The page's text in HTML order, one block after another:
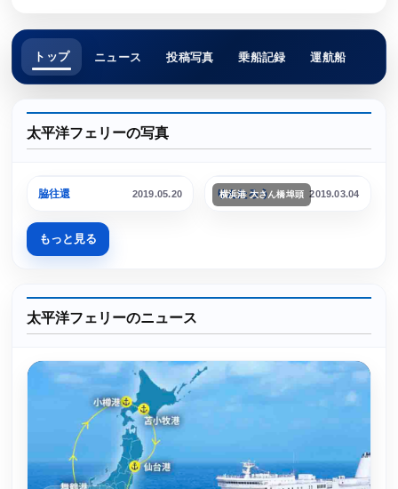
トップ ニュース 投稿写真 乗船記録 運航船
太平洋フェリーの写真
いしかり(3代)
脇往還 2019.05.20 横浜港 大さん橋埠頭
きたかみ
りんたろう 2019.03.04
もっと見る
太平洋フェリーのニュース